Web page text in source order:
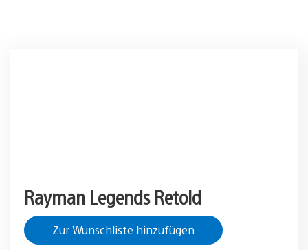
Rayman Legends Retold
Zur Wunschliste hinzufügen